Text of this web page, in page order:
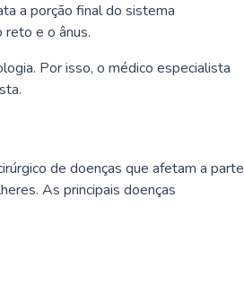
a porção final do sistema
e o ânus.
Por isso, o médico especialista
de doenças que afetam a parte
As principais doenças